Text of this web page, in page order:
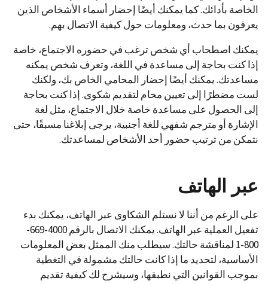
الخاصة بأدائك. كما يمكنك أيضًا إحضار أسماء الأشخاص الذين
يعرفون بما حدث، ومعلومات حول كيفية الاتصال بهم.
يمكنك اصطحاب أي شخص ترغب في حضوره الاجتماع، خاصة
إذا كنت بحاجة إلى مساعدة في اللغة، وتعرف شخص يمكنه
مساعدتك. يمكنك أيضًا إحضار المحامي الخاص بك، ولكنك
لست مضطرًا إلى تعيين محام لتقديم شكوى. إذا كنت بحاجة
إلى الحصول على مساعدة خاصة خلال الاجتماع، مثل لغة
الإشارة أو مترجم شفهي للغة أجنبية، يرجى إبلاغنا مسبقًا، حتى
نتمكن من ترتيب حضور أحد الأشخاص لمساعدتك.
عبر الهاتف
على الرغم من أننا لا نستلم الشكاوى عبر الهاتف، يمكنك بدء
تفعيل العملية عبر الهاتف. يمكنك الاتصال بالرقم 4000-669-
800-1 لمناقشة حالتك. سيطلب منك الممثل بعض المعلومات
الأساسية، لتحديد ما إذا كانت حالتك مشمولة في التغطية
بموجب القوانين التي نطبقها، وسيشرح لك كيفية تقديم